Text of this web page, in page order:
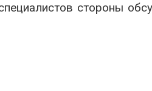
стороны